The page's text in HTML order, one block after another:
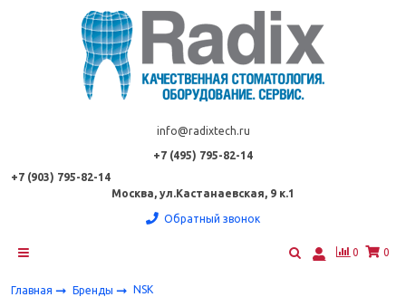
info@radixtech.ru
+7 (495) 795-82-14
+7 (903) 795-82-14
Москва, ул.Кастанаевская, 9 к.1
Обратный звонок
0 0
Главная Бренды NSK